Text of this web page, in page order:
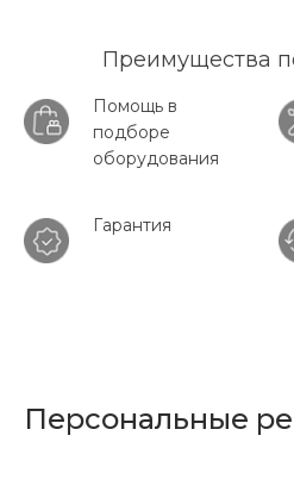
Преимущества
Помощь в
подборе
оборудования
Гарантия
Персональные